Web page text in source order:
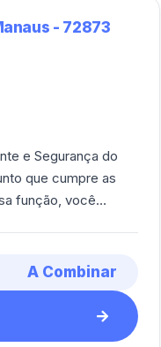
- 72873
e Segurança do
que cumpre as
função, você
A Combinar